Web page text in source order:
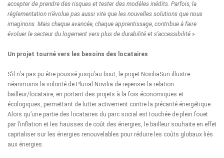
accepter de prendre des risques et tester des modèles inédits. Parfois, la
réglementation n’évolue pas aussi vite que les nouvelles solutions que nous
imaginons. Mais chaque avancée, chaque apprentissage, contribue à faire
évoluer le secteur du logement vers plus de durabilité et s’accessibilité ».
Un projet tourné vers les besoins des locataires
S’il n’a pas pu être poussé jusqu’au bout, le projet NoviliaSun illustre
néanmoins la volonté de Plurial Novilia de repenser la relation
bailleur/locataire, en portant des projets à la fois économiques et
écologiques, permettant de lutter activement contre la précarité énergétique.
Alors qu’une partie des locataires du parc social est touchée de plein fouet
par l’inflation et les hausses de coût des énergies, le bailleur souhaite en effet
capitaliser sur les énergies renouvelables pour réduire les coûts globaux liés
aux énergies.